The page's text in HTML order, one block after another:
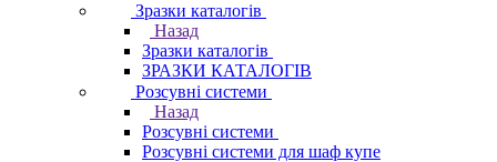
Зразки каталогів
Назад
Зразки каталогів
ЗРАЗКИ КАТАЛОГІВ
Розсувні системи
Назад
Розсувні системи
Розсувні системи для шаф купе